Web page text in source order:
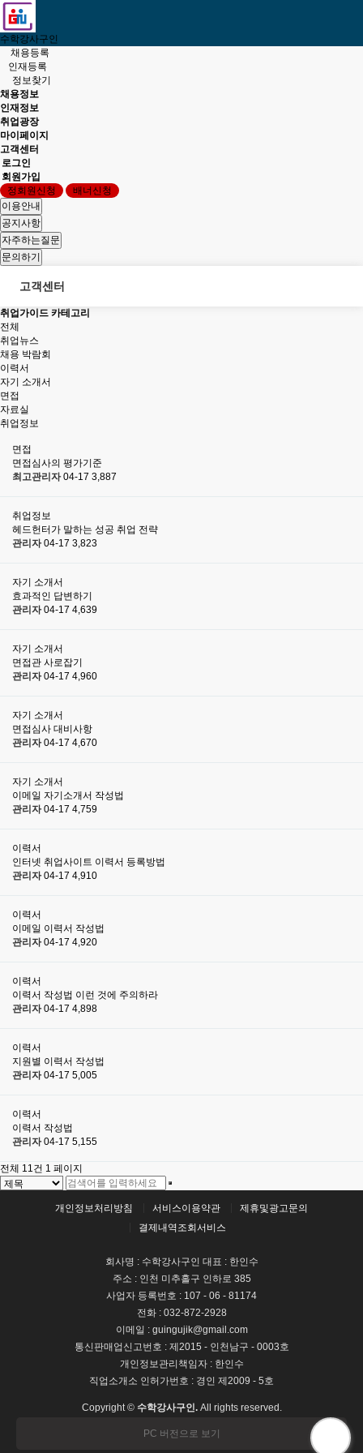
수학강사구인
채용등록
인재등록
정보찾기
채용정보
인재정보
취업광장
마이페이지
고객센터
로그인
회원가입
정회원신청
배너신청
고객센터
취업가이드 카테고리
전체
취업뉴스
채용 박람회
이력서
자기 소개서
면접
자료실
취업정보
면접
면접심사의 평가기준
최고관리자 04-17 3,887
취업정보
헤드헌터가 말하는 성공 취업 전략
관리자 04-17 3,823
자기 소개서
효과적인 답변하기
관리자 04-17 4,639
자기 소개서
면접관 사로잡기
관리자 04-17 4,960
자기 소개서
면접심사 대비사항
관리자 04-17 4,670
자기 소개서
이메일 자기소개서 작성법
관리자 04-17 4,759
이력서
인터넷 취업사이트 이력서 등록방법
관리자 04-17 4,910
이력서
이메일 이력서 작성법
관리자 04-17 4,920
이력서
이력서 작성법 이런 것에 주의하라
관리자 04-17 4,898
이력서
지원별 이력서 작성법
관리자 04-17 5,005
이력서
이력서 작성법
관리자 04-17 5,155
전체 11건 1 페이지
개인정보처리방침 서비스이용약관
제휴및광고문의
결제내역조회서비스
회사명 : 수학강사구인 대표 : 한인수
주소 : 인천 미추홀구 인하로 385
사업자 등록번호 : 107 - 06 - 81174
전화 : 032-872-2928
이메일 : guingujik@gmail.com
통신판매업신고번호 : 제2015 - 인천남구 - 0003호
개인정보관리책임자 : 한인수
직업소개소 인허가번호 : 경인 제2009 - 5호
Copyright © 수학강사구인.All rights reserved.
PC 버전으로 보기